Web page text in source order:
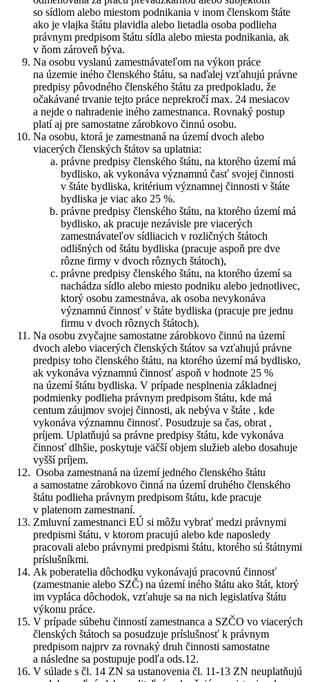
so sídlom alebo miestom podnikania v inom členskom štáte
ako je vlajka štátu plavidla alebo lietadla osoba podlieha
právnym predpisom štátu sídla alebo miesta podnikania, ak
v ňom zároveň býva.
Na osobu vyslanú zamestnávateľom na výkon práce
na územie iného členského štátu, sa naďalej vzťahujú právne
predpisy pôvodného členského štátu za predpokladu, že
očakávané trvanie tejto práce neprekročí max. 24 mesiacov
a nejde o nahradenie iného zamestnanca. Rovnaký postup
platí aj pre samostatne zárobkovo činnú osobu.
Na osobu, ktorá je zamestnaná na území dvoch alebo
viacerých členských štátov sa uplatnia:
právne predpisy členského štátu, na ktorého území má
bydlisko, ak vykonáva významnú časť svojej činnosti
v štáte bydliska, kritérium významnej činnosti v štáte
bydliska je viac ako 25 %.
právne predpisy členského štátu, na ktorého území má
bydlisko, ak pracuje nezávisle pre viacerých
zamestnávateľov sídliacich v rozličných štátoch
odlišných od štátu bydliska (pracuje aspoň pre dve
rôzne firmy v dvoch rôznych štátoch),
právne predpisy členského štátu, na ktorého území sa
nachádza sídlo alebo miesto podniku alebo jednotlivec,
ktorý osobu zamestnáva, ak osoba nevykonáva
významnú činnosť v štáte bydliska (pracuje pre jednu
firmu v dvoch rôznych štátoch).
Na osobu zvyčajne samostatne zárobkovo činnú na území
dvoch alebo viacerých členských štátov sa vzťahujú právne
predpisy toho členského štátu, na ktorého území má bydlisko,
ak vykonáva významnú činnosť aspoň v hodnote 25 %
na území štátu bydliska. V prípade nesplnenia základnej
podmienky podlieha právnym predpisom štátu, kde má
centum záujmov svojej činnosti, ak nebýva v štáte , kde
vykonáva významnu činnosť. Posudzuje sa čas, obrat ,
príjem. Uplatňujú sa právne predpisy štátu, kde vykonáva
činnosť dlhšie, poskytuje väčší objem služieb alebo dosahuje
vyšší príjem.
Osoba zamestnaná na území jedného členského štátu
a samostatne zárobkovo činná na území druhého členského
štátu podlieha právnym predpisom štátu, kde pracuje
v platenom zamestnaní.
Zmluvní zamestnanci EÚ si môžu vybrať medzi právnymi
predpismi štátu, v ktorom pracujú alebo kde naposledy
pracovali alebo právnymi predpismi štátu, ktorého sú štátnymi
príslušníkmi.
Ak poberatelia dôchodku vykonávajú pracovnú činnosť
(zamestnanie alebo SZČ) na území iného štátu ako štát, ktorý
im vypláca dôchodok, vzťahuje sa na nich legislatíva štátu
výkonu práce.
V prípade súbehu činností zamestnanca a SZČO vo viacerých
členských štátoch sa posudzuje príslušnosť k právnym
predpisom najprv za rovnaký druh činnosti samostatne
a následne sa postupuje podľa ods.12.
V súlade s čl. 14 ZN sa ustanovenia čl. 11-13 ZN neuplatňujú